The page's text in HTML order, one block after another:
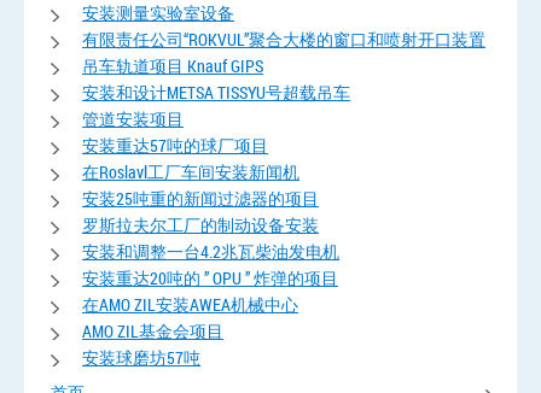
安装测量实验室设备
有限责任公司“ROKVUL”聚合大楼的窗口和喷射开口装置
吊车轨道项目 Knauf GIPS
安装和设计METSA TISSYU号超载吊车
管道安装项目
安装重达57吨的球厂项目
在Roslavl工厂车间安装新闻机
安装25吨重的新闻过滤器的项目
罗斯拉夫尔工厂的制动设备安装
安装和调整一台4.2兆瓦柴油发电机
安装重达20吨的 ” OPU ” 炸弹的项目
在AMO ZIL安装AWEA机械中心
AMO ZIL基金会项目
安装球磨坊57吨